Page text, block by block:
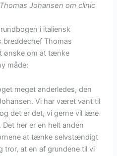
Johansen om clinic
i italiensk
breddechef Thomas
ønske om at tænke
måde:
meget anderledes, den
Vi har været vant til
det er det, vi gerne vil lære
her er en helt anden
at tænke selvstændigt
tror, at en af grundene til vi